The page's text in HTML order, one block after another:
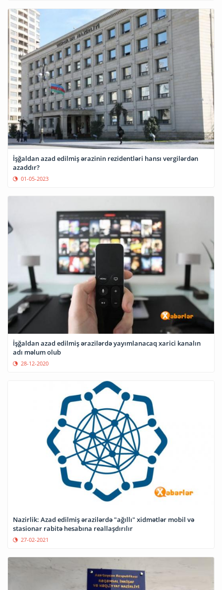
İşğaldan azad edilmiş ərazinin rezidentləri hansı vergilərdən
azaddır?
01-05-2023
İşğaldan azad edilmiş ərazilərdə yayımlanacaq xarici kanalın
adı məlum olub
28-12-2020
Nazirlik: Azad edilmiş ərazilərdə "ağıllı" xidmətlər mobil və
stasionar rabitə hesabına reallaşdırılır
27-02-2021